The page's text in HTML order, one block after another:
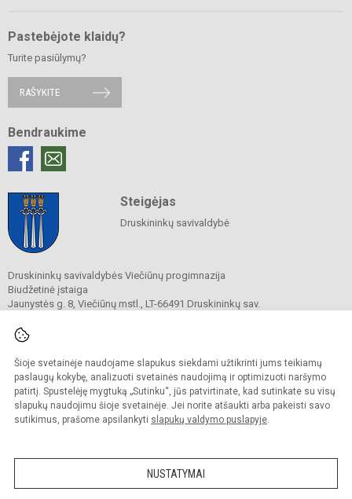
Šioje svetainėje naudojame slapukus siekdami užtikrinti jums teikiamų
paslaugų kokybę, analizuoti svetainės naudojimą ir optimizuoti naršymo
patirtį. Spustelėję mygtuką „Sutinku“, jūs patvirtinate, kad sutinkate su visų
slapukų naudojimu šioje svetainėje. Jei norite atšaukti arba pakeisti savo
sutikimus, prašome apsilankyti slapukų valdymo puslapyje.
NUSTATYMAI
Pastebėjote klaidų?
Turite pasiūlymų?
RAŠYKITE
Bendraukime
Steigėjas
Druskininkų savivaldybė
Druskininkų savivaldybės Viečiūnų progimnazija
Biudžetinė įstaiga
Jaunystės g. 8, Viečiūnų mstl., LT-66491 Druskininkų sav.
El. p.
Duomenys kaupiami ir saugomi
Juridinių asmenų registre
Įstaigos kodas 190108418
El. pristatymo dėžutės adresas 190108418
Kopijuoti turinį be raštiško progimnazijos sutikimo griežtai draudžiama.
Prieinamumo paraiška Slapukų valdymas